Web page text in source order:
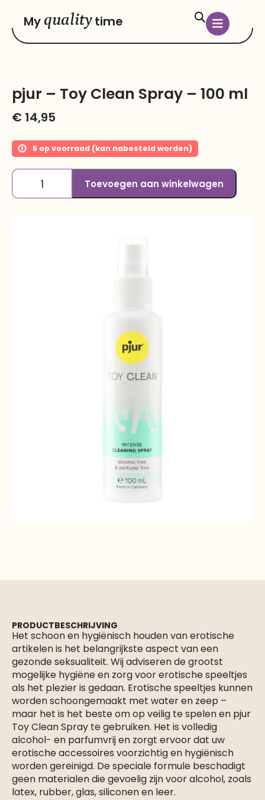
Myquality time
pjur – Toy Clean Spray – 100 ml
€ 14,95
5 op voorraad (kan nabesteld worden)
Toevoegen aan winkelwagen
PRODUCTBESCHRIJVING
Het schoon en hygiënisch houden van erotische
artikelen is het belangrijkste aspect van een
gezonde seksualiteit. Wij adviseren de grootst
mogelijke hygiëne en zorg voor erotische speeltjes
als het plezier is gedaan. Erotische speeltjes kunnen
worden schoongemaakt met water en zeep –
maar het is het beste om op veilig te spelen en pjur
Toy Clean Spray te gebruiken. Het is volledig
alcohol- en parfumvrij en zorgt ervoor dat uw
erotische accessoires voorzichtig en hygiënisch
worden gereinigd. De speciale formule beschadigt
geen materialen die gevoelig zijn voor alcohol, zoals
latex, rubber, glas, siliconen en leer.